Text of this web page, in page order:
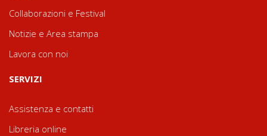
Collaborazioni e Festival
Notizie e Area stampa
Lavora con noi
SERVIZI
Assistenza e contatti
Libreria online